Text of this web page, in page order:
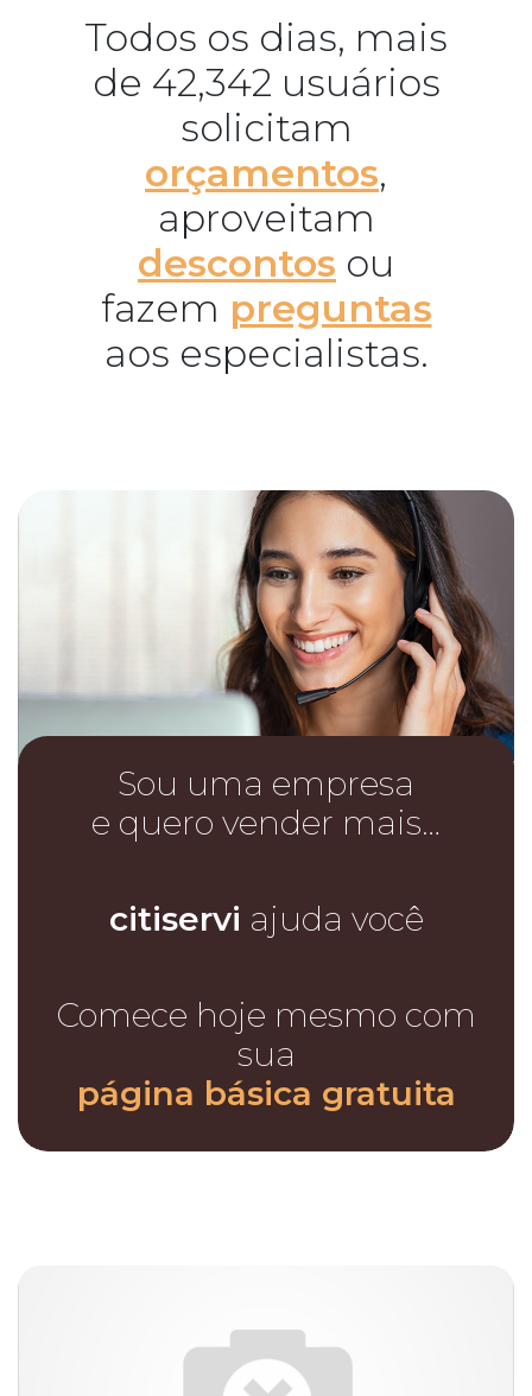
Todos os dias, mais
de 42,342 usuários
solicitam
orçamentos,
aproveitam
descontos ou
fazem preguntas
aos especialistas.
Sou uma empresa
e quero vender mais…
citiservi ajuda você
Comece hoje mesmo com
sua
página básica gratuita